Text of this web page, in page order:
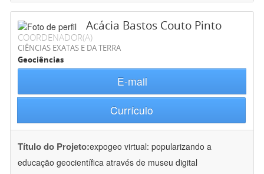
Acácia Bastos Couto Pinto
COORDENADOR(A)
CIÊNCIAS EXATAS E DA TERRA
Geociências
E-mail
Currículo
Título do Projeto:expogeo virtual: popularizando a
educação geocientífica através de museu digital